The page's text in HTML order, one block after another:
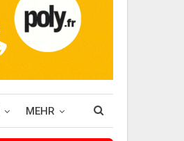
MEHR